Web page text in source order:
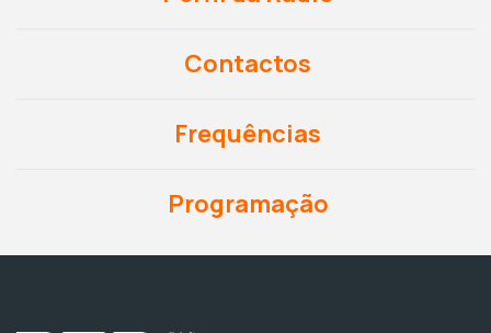
Contactos
Frequências
Programação